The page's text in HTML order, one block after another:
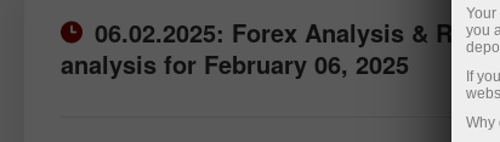
06.02.2025: Forex Analysis &
analysis for February 06, 2025
เปิดบัญชีซื้อขาย
Your
you
If
Why